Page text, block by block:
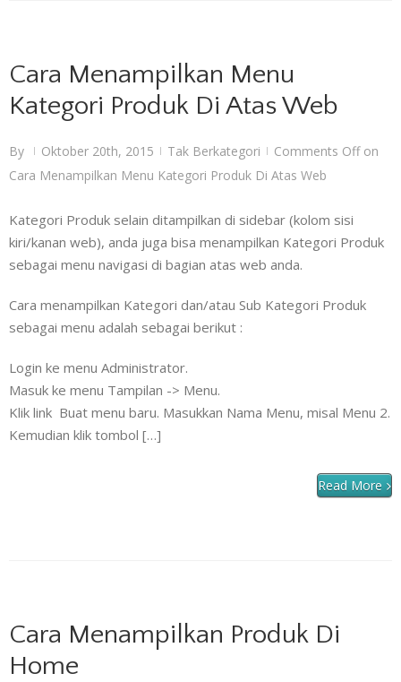
Cara Menampilkan Menu
Kategori Produk Di Atas Web
By | Oktober 20th, 2015 | Tak Berkategori | Comments Offon
Cara Menampilkan Menu Kategori Produk Di Atas Web
Kategori Produk selain ditampilkan di sidebar (kolom sisi
kiri/kanan web), anda juga bisa menampilkan Kategori Produk
sebagai menu navigasi di bagian atas web anda.
Cara menampilkan Kategori dan/atau Sub Kategori Produk
sebagai menu adalah sebagai berikut :
Login ke menu Administrator.
Masuk ke menu Tampilan -> Menu.
Klik link Buat menu baru. Masukkan Nama Menu, misal Menu 2.
Kemudian klik tombol […]
Read More
Cara Menampilkan Produk Di
Home